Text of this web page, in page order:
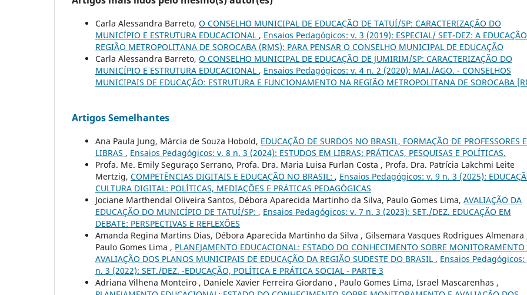
Carla Alessandra Barreto, O CONSELHO MUNICIPAL DE EDUCAÇÃO DE TATUÍ/SP: CARACTERIZAÇÃO DO
MUNICÍPIO E ESTRUTURA EDUCACIONAL , Ensaios Pedagógicos: v. 3 (2019): ESPECIAL/ SET-DEZ: A
REGIÃO METROPOLITANA DE SOROCABA (RMS): PARA PENSAR O CONSELHO MUNICIPAL DE EDUCAÇÃO
Carla Alessandra Barreto, O CONSELHO MUNICIPAL DE EDUCAÇÃO DE JUMIRIM/SP: CARACTERIZAÇÃO DO
MUNICÍPIO E ESTRUTURA EDUCACIONAL , Ensaios Pedagógicos: v. 4 n. 2 (2020): MAI./AGO. - CONSELHOS
MUNICIPAIS DE EDUCAÇÃO: ESTRUTURA E FUNCIONAMENTO NA REGIÃO METROPOLITANA DE SOROCABA
Artigos Semelhantes
Ana Paula Jung, Márcia de Souza Hobold, EDUCAÇÃO DE SURDOS NO BRASIL, FORMAÇÃO DE PROFESSORES
LIBRAS , Ensaios Pedagógicos: v. 8 n. 3 (2024): ESTUDOS EM LIBRAS: PRÁTICAS, PESQUISAS E POLÍTICAS.
Profa. Me. Emily Seguraço Serrano, Profa. Dra. Maria Luisa Furlan Costa , Profa. Dra. Patrícia Lakchmi Leite
Mertzig, COMPETÊNCIAS DIGITAIS E EDUCAÇÃO NO BRASIL: , Ensaios Pedagógicos: v. 9 n. 3 (2025):
CULTURA DIGITAL: POLÍTICAS, MEDIAÇÕES E PRÁTICAS PEDAGÓGICAS
Jociane Marthendal Oliveira Santos, Débora Aparecida Martinho da Silva, Paulo Gomes Lima, AVALIAÇÃO DA
EDUCAÇÃO DO MUNICÍPIO DE TATUÍ/SP: , Ensaios Pedagógicos: v. 7 n. 3 (2023): SET./DEZ. EDUCAÇÃO EM
DEBATE: PERSPECTIVAS E REFLEXÕES
Amanda Regina Martins Dias, Débora Aparecida Martinho da Silva , Gilsemara Vasques Rodrigues Almenara
Paulo Gomes Lima , PLANEJAMENTO EDUCACIONAL: ESTADO DO CONHECIMENTO SOBRE MONITORAMENTO
AVALIAÇÃO DOS PLANOS MUNICIPAIS DE EDUCAÇÃO DA REGIÃO SUDESTE DO BRASIL , Ensaios Pedagógicos:
n. 3 (2022): SET./DEZ. -EDUCAÇÃO, POLÍTICA E PRÁTICA SOCIAL - PARTE 3
Adriana Vilhena Monteiro , Daniele Xavier Ferreira Giordano , Paulo Gomes Lima, Israel Mascarenhas ,